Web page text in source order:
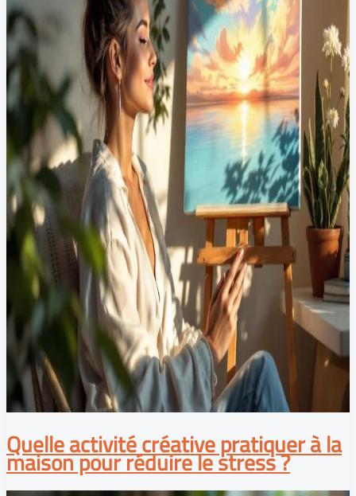
Quelle activité créative pratiquer à la
maison pour réduire le stress ?